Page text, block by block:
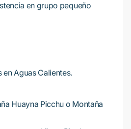
en grupo pequeño
Aguas Calientes.
Huayna Picchu o Montaña